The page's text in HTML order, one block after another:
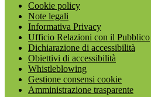
Cookie policy
Note legali
Informativa Privacy
Ufficio Relazioni con il Pubblico
Dichiarazione di accessibilità
Obiettivi di accessibilità
Whistleblowing
Gestione consensi cookie
Amministrazione trasparente